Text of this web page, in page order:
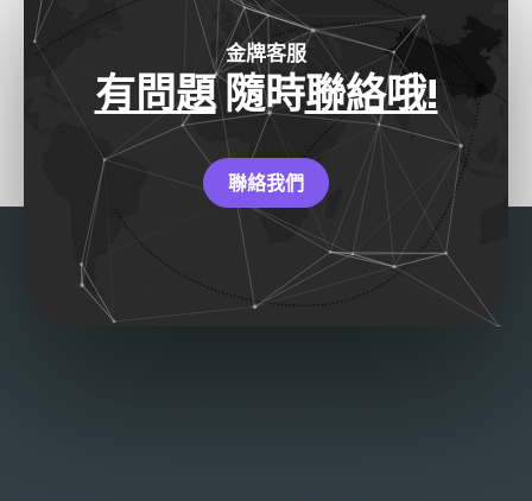
金牌客服
有問題隨時聯絡哦!
聯絡我們